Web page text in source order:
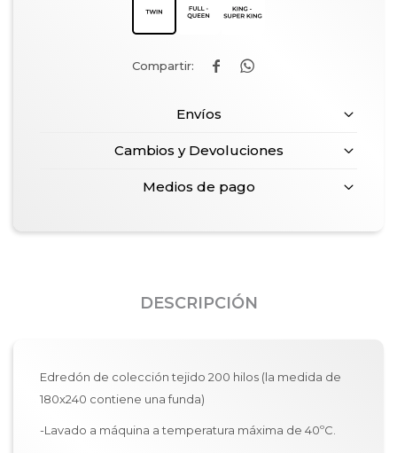
 
Envíos
Cambios y Devoluciones
Medios de pago
DESCRIPCIÓN
Edredón de colección tejido 200 hilos (la medida de
180x240 contiene una funda)
-Lavado a máquina a temperatura máxima de 40ºC.